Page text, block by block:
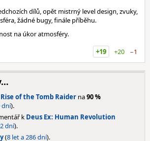
dílů, opět mistrný level design, zvuky,
žádné bugy, finále příběhu.
na úkor atmosféry.
+19
+20 −1
Rise of the Tomb Raider na90 %
dní).
k Deus Ex: Human Revolution
dní).
(8 let a 286 dní).